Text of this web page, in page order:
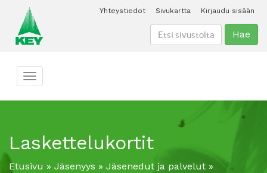
Yhteystiedot Sivukartta Kirjaudu sisään
Hae
Toggle navigation
Laskettelukortit
Etusivu » Jäsenyys » Jäsenedut ja palvelut »